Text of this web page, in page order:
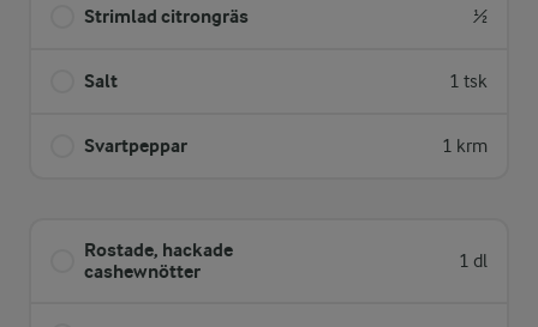
Strimlad citrongräs ½
Salt 1 tsk
Svartpeppar 1 krm
Rostade, hackade
cashewnötter
1 dl